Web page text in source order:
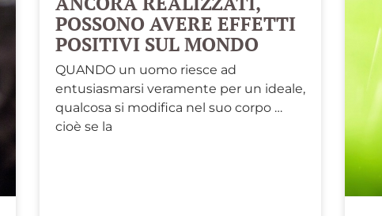
POSSONO AVERE EFFETTI
POSITIVI SUL MONDO
QUANDO un uomo riesce ad
entusiasmarsi veramente per un ideale,
qualcosa si modifica nel suo corpo …
cioè se la